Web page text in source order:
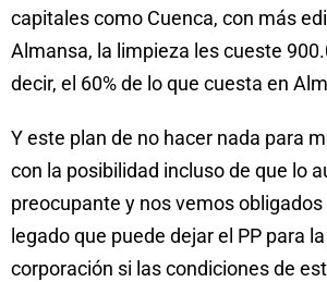
capitales como Cuenca, con más
Almansa, la limpieza les cueste
decir, el 60% de lo que cuesta en
Y este plan de no hacer nada para
con la posibilidad incluso de que lo
preocupante y nos vemos obligados
legado que puede dejar el PP para
corporación si las condiciones de